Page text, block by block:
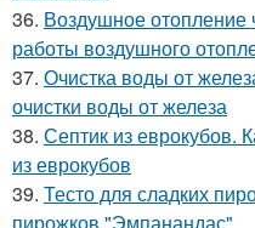
36. Воздушное
работы воздушного
37. Очистка воды от
очистки воды от железа
38. Септик из еврокубов.
из еврокубов
39. Тесто для сладких